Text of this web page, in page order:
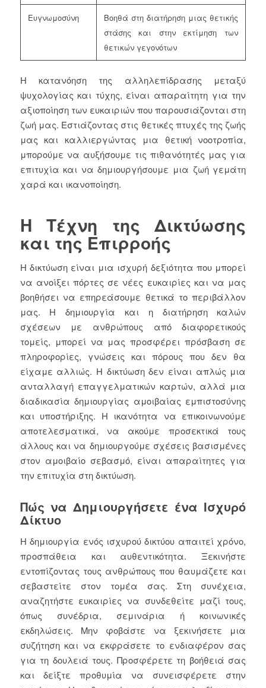
Ευγνωμοσύνη
Βοηθά στη διατήρηση μιας θετικής
στάσης και στην εκτίμηση των
θετικών γεγονότων
Η κατανόηση της αλληλεπίδρασης μεταξύ
ψυχολογίας και τύχης, είναι απαραίτητη για την
αξιοποίηση των ευκαιριών που παρουσιάζονται στη
ζωή μας. Εστιάζοντας στις θετικές πτυχές της ζωής
μας και καλλιεργώντας μια θετική νοοτροπία,
μπορούμε να αυξήσουμε τις πιθανότητές μας για
επιτυχία και να δημιουργήσουμε μια ζωή γεμάτη
χαρά και ικανοποίηση.
Η Τέχνη της Δικτύωσης
και της Επιρροής
Η δικτύωση είναι μια ισχυρή δεξιότητα που μπορεί
να ανοίξει πόρτες σε νέες ευκαιρίες και να μας
βοηθήσει να επηρεάσουμε θετικά το περιβάλλον
μας. Η δημιουργία και η διατήρηση καλών
σχέσεων με ανθρώπους από διαφορετικούς
τομείς, μπορεί να μας προσφέρει πρόσβαση σε
πληροφορίες, γνώσεις και πόρους που δεν θα
είχαμε αλλιώς. Η δικτύωση δεν είναι απλώς μια
ανταλλαγή επαγγελματικών καρτών, αλλά μια
διαδικασία δημιουργίας αμοιβαίας εμπιστοσύνης
και υποστήριξης. Η ικανότητα να επικοινωνούμε
αποτελεσματικά, να ακούμε προσεκτικά τους
άλλους και να δημιουργούμε σχέσεις βασισμένες
στον αμοιβαίο σεβασμό, είναι απαραίτητες για
την επιτυχία στη δικτύωση.
Πώς να Δημιουργήσετε ένα Ισχυρό
Δίκτυο
Η δημιουργία ενός ισχυρού δικτύου απαιτεί χρόνο,
προσπάθεια και αυθεντικότητα. Ξεκινήστε
εντοπίζοντας τους ανθρώπους που θαυμάζετε και
σεβαστείτε στον τομέα σας. Στη συνέχεια,
αναζητήστε ευκαιρίες να συνδεθείτε μαζί τους,
όπως συνέδρια, σεμινάρια ή κοινωνικές
εκδηλώσεις. Μην φοβάστε να ξεκινήσετε μια
συζήτηση και να εκφράσετε το ενδιαφέρον σας
για τη δουλειά τους. Προσφέρετε τη βοήθειά σας
και δείξτε προθυμία να συνεισφέρετε στην